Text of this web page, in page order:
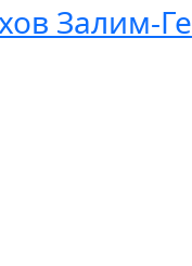
Залим-